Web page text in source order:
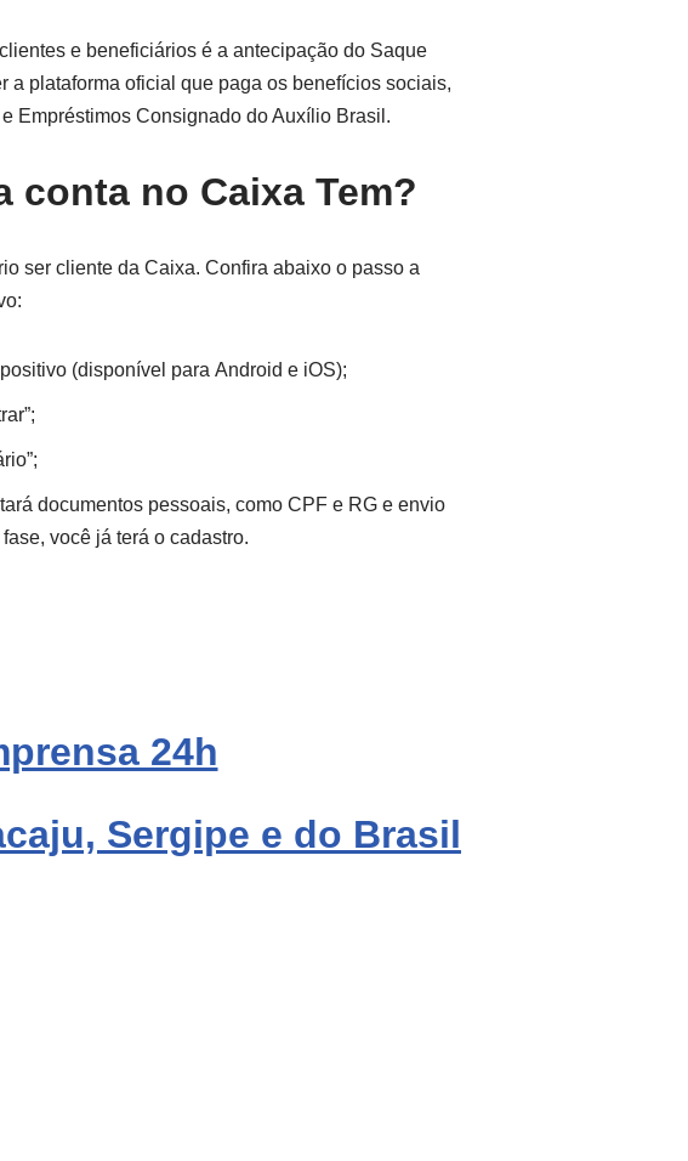
e beneficiários é a antecipação do Saque
a plataforma oficial que paga os benefícios sociais,
Empréstimos Consignado do Auxílio Brasil.
conta no Caixa Tem?
ser cliente da Caixa. Confira abaixo o passo a
(disponível para Android e iOS);
documentos pessoais, como CPF e RG e envio
você já terá o cadastro.
24h
Sergipe e do Brasil